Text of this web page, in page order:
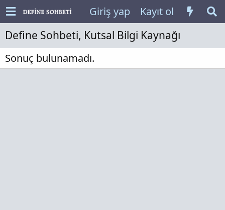
Giriş yap Kayıt ol
Define Sohbeti, Kutsal Bilgi Kaynağı
Sonuç bulunamadı.